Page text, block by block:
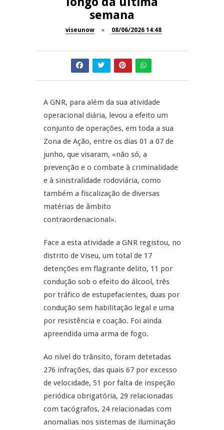
Inauguração Loja do Cidadão
S.J. Pesqueira
Barrelas Summer Fest em Vila
Nova de Paiva
NOW OPINIÃO
Now Opinião – Carolina
Feira das Atividades
Económicas de Aguiar da Beira
A Juiz Esclarece – Medidas a
executar no meio natural de
vida
semana
viseunow 08/06/2026 14:48
A GNR, para além da sua atividade
operacional diária, levou a efeito um
conjunto de operações, em toda a sua
Zona de Ação, entre os dias 01 a 07 de
junho, que visaram, «não só, a
prevenção e o combate à criminalidade
e à sinistralidade rodoviária, como
também a fiscalização de diversas
matérias de âmbito
contraordenacional».
Face a esta atividade a GNR registou, no
distrito de Viseu, um total de 17
detenções em flagrante delito, 11 por
condução sob o efeito do álcool, três
por tráfico de estupefacientes, duas por
condução sem habilitação legal e uma
por resistência e coação. Foi ainda
apreendida uma arma de fogo.
Ao nível do trânsito, foram detetadas
276 infrações, das quais 67 por excesso
de velocidade, 51 por falta de inspeção
periódica obrigatória, 29 relacionadas
com tacógrafos, 24 relacionadas com
anomalias nos sistemas de iluminação